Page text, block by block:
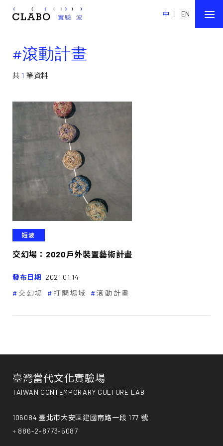
中 | EN
#滾動計畫
共 1 筆資料
短波
交幻場：2020戶外裝置藝術計畫
發布日期 2021.01.14
交幻場
打開場域 滾動計畫
臺灣當代文化實驗場
TAIWAN CONTEMPORARY CULTURE LAB
106084 臺北市大安區建國南路一段 177 號
+ 886-2-8773-5087